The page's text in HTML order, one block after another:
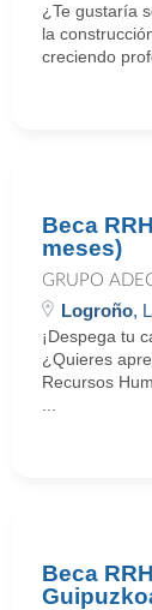
¿Te gustaría
la
creciendo
Beca
meses)
GRUPO
Logroño,
¡Despega tu
¿Quieres
Recursos
Beca